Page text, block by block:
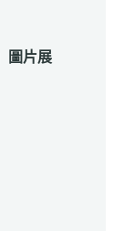
圖片展